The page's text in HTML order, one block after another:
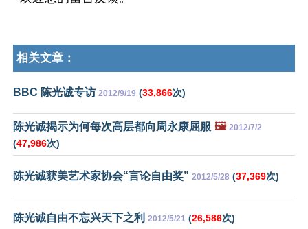
相关文章：
BBC 陈光诚专访 2012/9/19 (33,866次)
陈光诚揭示为何每次高层都向周永康屈服 🖼️ 2012/7/2
(47,986次)
陈光诚获美艺术家协会“言论自由奖” 2012/5/28 (37,369次)
陈光诚自由不忘兴天下之利 2012/5/21 (26,586次)